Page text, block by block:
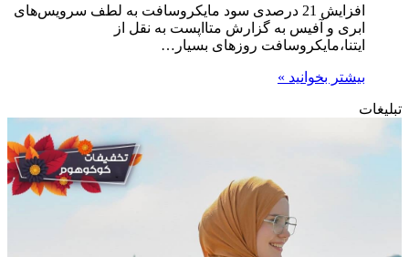
افزایش 21 درصدی سود مایکروسافت به لطف سرویس‌های
ابری و آفیس به گزارش متااپست به نقل از
ايتنا،مایکروسافت روزهای بسیار…
بیشتر بخوانید »
تبلیغات